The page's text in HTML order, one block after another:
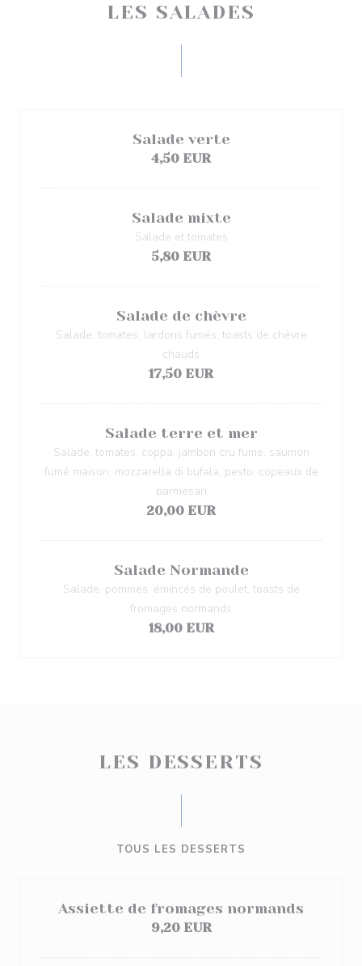
LES SALADES
Salade verte
4,50 EUR
Salade mixte
Salade et tomates
5,80 EUR
Salade de chèvre
Salade, tomates, lardons fumés, toasts de chèvre
chauds
17,50 EUR
Salade terre et mer
Salade, tomates, coppa, jambon cru fumé, saumon
fumé maison, mozzarella di bufala, pesto, copeaux de
parmesan
20,00 EUR
Salade Normande
Salade, pommes, émincés de poulet, toasts de
fromages normands
18,00 EUR
LES DESSERTS
TOUS LES DESSERTS
Assiette de fromages normands
9,20 EUR